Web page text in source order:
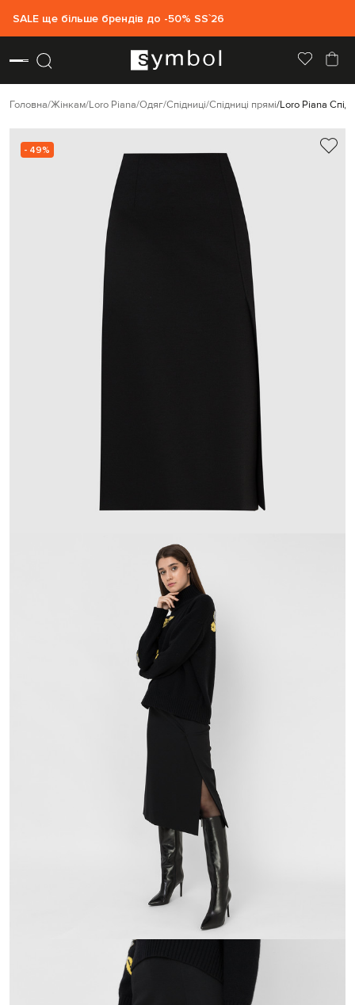
SALE ще більше брендів до -50% SS`26
Головна Жінкам Loro Piana Одяг Спідниці Спідниці прямі Loro Piana
- 49%